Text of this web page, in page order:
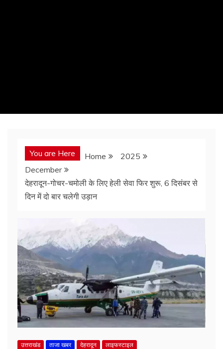
You are Here Home
2025
December
देहरादून-गोचर-चमोली के लिए हेली सेवा फिर शुरू, 6 दिसंबर से
दिन में दो बार चलेगी उड़ान
उत्तराखंड ताजा खबर देहरादून लाइफस्टाइल